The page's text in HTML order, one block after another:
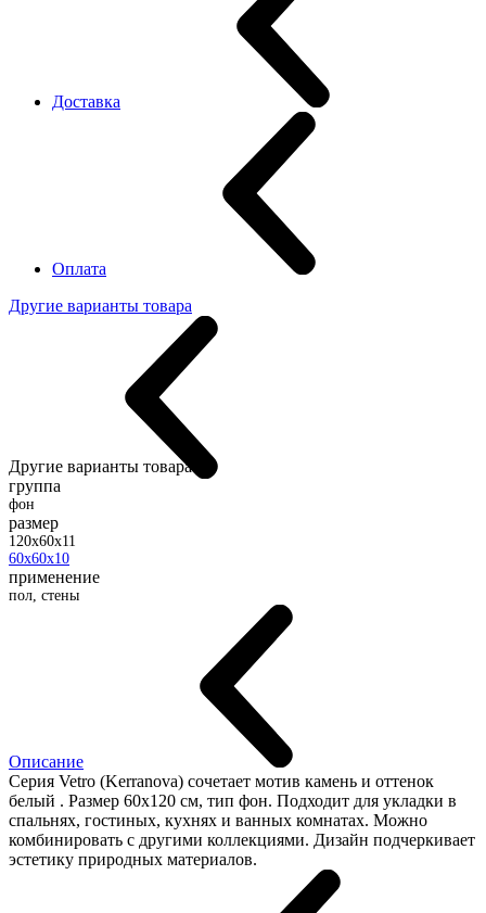
Доставка
Оплата
Другие варианты товара
Другие варианты товара:
группа
фон
размер
120x60x11
60x60x10
применение
пол, стены
Описание
Серия Vetro (Kerranova) сочетает мотив камень и оттенок
белый . Размер 60x120 см, тип фон. Подходит для укладки в
спальнях, гостиных, кухнях и ванных комнатах. Можно
комбинировать с другими коллекциями. Дизайн подчеркивает
эстетику природных материалов.